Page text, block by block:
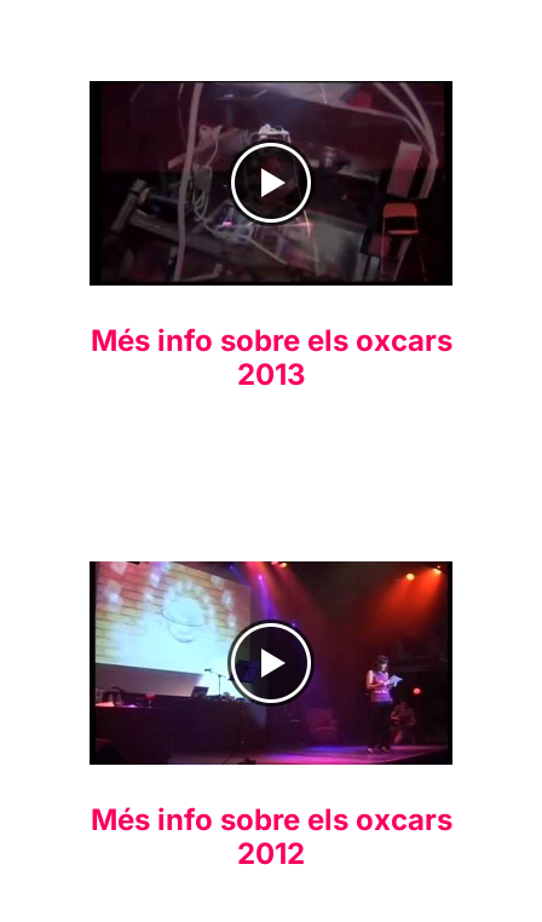
Més info sobre els oxcars
2013
Més info sobre els oxcars
2012